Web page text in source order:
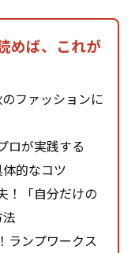
めば、これが
ファッションに
ロが実践する
体的なコツ
！「自分だけの
ランプワークス